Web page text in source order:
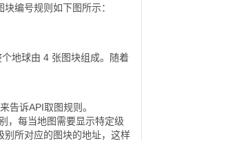
编号规则如下图所示：
地球由 4 张图块组成。随着
告诉API取图规则。
，每当地图需要显示特定级
别所对应的图块的地址，这样